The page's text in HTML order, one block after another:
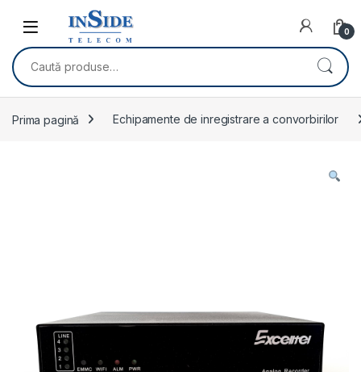
Skip to navigation
0
Caută după:
Prima pagină Echipamente de inregistrare a convorbirilor